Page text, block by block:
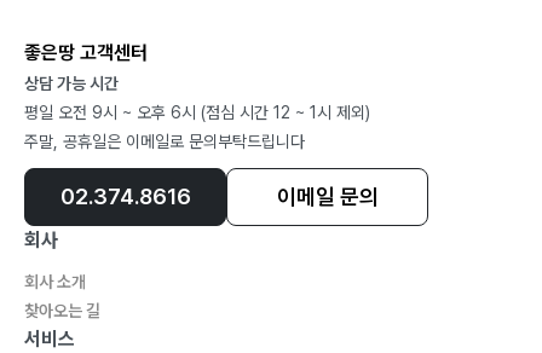
좋은땅 고객센터
상담 가능 시간
평일 오전 9시 ~ 오후 6시 (점심 시간 12 ~ 1시 제외)
주말, 공휴일은 이메일로 문의부탁드립니다
02.374.8616 이메일 문의
회사
회사 소개
찾아오는 길
서비스